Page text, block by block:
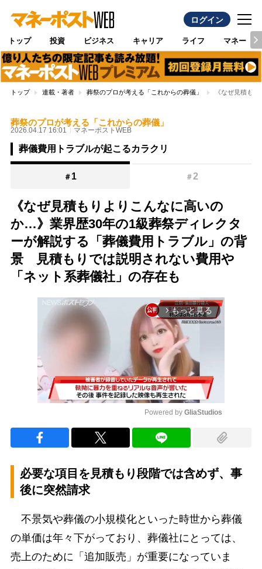
ログイン
トップ 投資 ビジネス キャリア ライフ マネー
トップ 連載・著者 葬祭のプロが考える「これからの葬儀」 《なぜ見積も
葬祭のプロが考える「これからの葬儀」
2026.04.17 16:01 マネーポストWEB
葬儀費用トラブルが起こるカラクリ
＃ 1 ＃2
《なぜ見積もりよりこんなに高いの
か…》業界歴30年の1級葬祭ディレクタ
ーが解説する「葬儀費用トラブル」の背
景 見積もりでは説明されない費用や
「ネット系葬儀社」の存在も
arrow_forward_ios もっと見る
Powered by GliaStudios
必要な項目を見積もり段階では含めず、事
後に突然請求
不景気や葬儀の小規模化といった時世から葬儀
の単価は年々下がっており、葬儀社にとっては、
売上のために「追加販売」が重要になっていま